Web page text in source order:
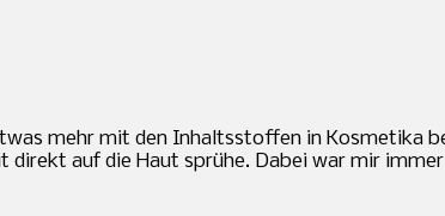
mehr mit den Inhaltsstoffen in Kosmetika
auf die Haut sprühe. Dabei war mir